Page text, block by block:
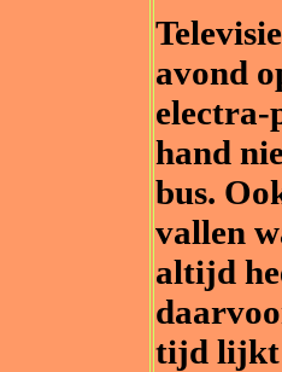
avond
electra-
hand
bus.
vallen
altijd
tijd lijkt